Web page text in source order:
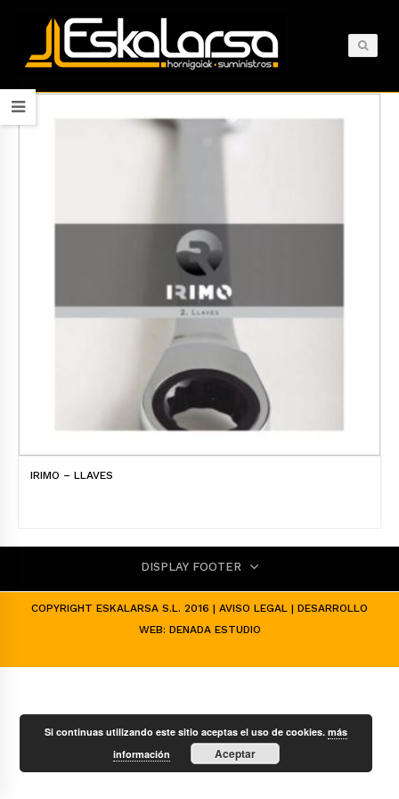
IRIMO – LLAVES
DISPLAY FOOTER
COPYRIGHT ESKALARSA S.L. 2016 | AVISO LEGAL | DESARROLLO
WEB: DENADA ESTUDIO
Si continuas utilizando este sitio aceptas el uso de cookies.más
información
Aceptar